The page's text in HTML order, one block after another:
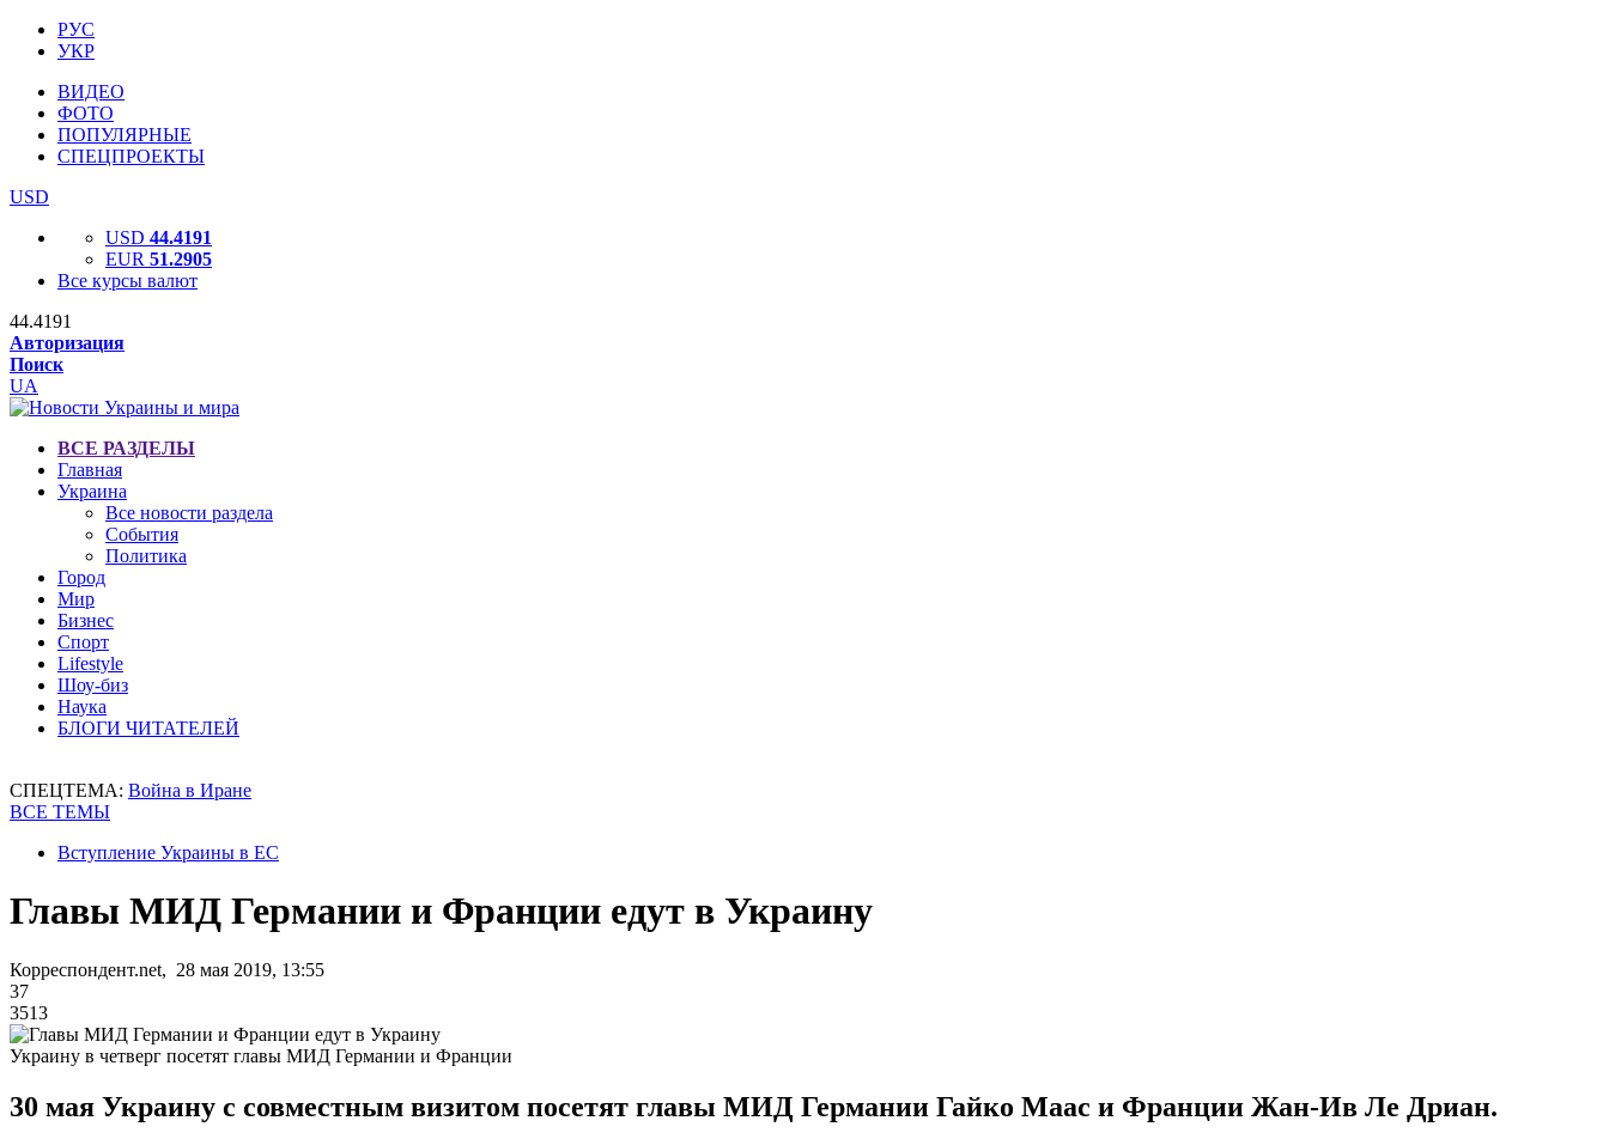
РУС
УКР
ВИДЕО
ФОТО
ПОПУЛЯРНЫЕ
СПЕЦПРОЕКТЫ
USD
USD 44.4191
EUR 51.2905
Все курсы валют
44.4191
Авторизация
Поиск
UA
ВСЕ РАЗДЕЛЫ
Главная
Украина
Все новости раздела
События
Политика
Город
Мир
Бизнес
Спорт
Lifestyle
Шоу-биз
Наука
БЛОГИ ЧИТАТЕЛЕЙ
СПЕЦТЕМА: Война в Иране
ВСЕ ТЕМЫ
Вступление Украины в ЕС
Главы МИД Германии и Франции едут в Украину
Корреспондент.net, 28 мая 2019, 13:55
37
3513
Украину в четверг посетят главы МИД Германии и Франции
30 мая Украину с совместным визитом посетят главы МИД Германии Гайко Маас и Франции Жан-Ив Ле Дриан.